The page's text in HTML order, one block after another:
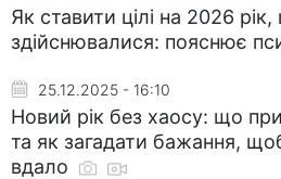
Як ставити цілі на 2026
здійснювалися: пояснює
25.12.2025 - 16:10
Новий рік без хаосу: що
та як загадати бажання,
вдало